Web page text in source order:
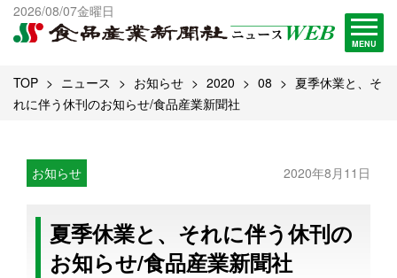
2026/08/07金曜日
MENU
出版物一覧へ
試読・購読申し込み
TOP ニュース お知らせ 2020 08
夏季休業と、そ
れに伴う休刊のお知らせ/食品産業新聞社
お知らせ 2020年8月11日
夏季休業と、それに伴う休刊の
お知らせ/食品産業新聞社